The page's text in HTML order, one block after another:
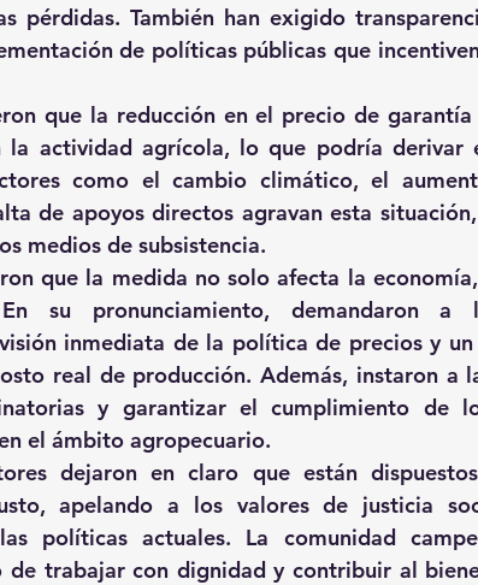
pérdidas. También han exigido
de políticas públicas que
que la reducción en el precio de
la actividad agrícola, lo que podría derivar
como el cambio climático, el
de apoyos directos agravan esta
medios de subsistencia.
que la medida no solo afecta la
su pronunciamiento, demandaron a
inmediata de la política de precios y
real de producción. Además, instaron a
y garantizar el cumplimiento de
el ámbito agropecuario.
dejaron en claro que están
apelando a los valores de justicia
políticas actuales. La comunidad
de trabajar con dignidad y contribuir al